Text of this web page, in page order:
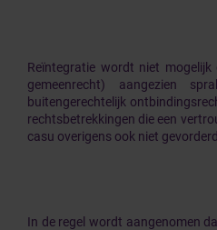
Reïntegratie wordt niet
gemeenrecht) aangezien
buitengerechtelijk
rechtsbetrekkingen die een
casu overigens ook niet
In de regel wordt aangenomen